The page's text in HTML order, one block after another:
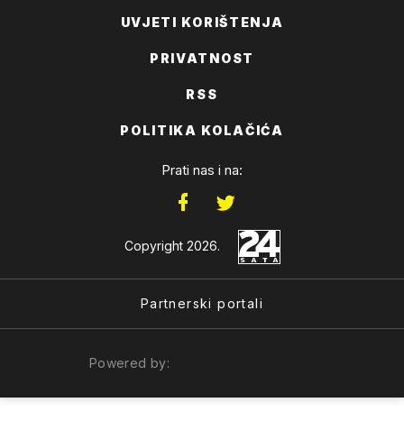
UVJETI KORIŠTENJA
PRIVATNOST
RSS
POLITIKA KOLAČIĆA
Prati nas i na:
Copyright 2026.
Partnerski portali
Powered by: